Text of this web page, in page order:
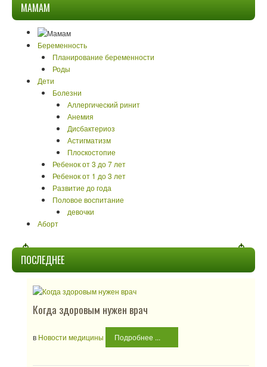
МАМАМ
Беременность
Планирование беременности
Роды
Дети
Болезни
Аллергический ринит
Анемия
Дисбактериоз
Астигматизм
Плоскостопие
Ребенок от 3 до 7 лет
Ребенок от 1 до 3 лет
Развитие до года
Половое воспитание
девочки
Аборт
ПОСЛЕДНЕЕ
Когда здоровым нужен врач
в Новости медицины Подробнее ...